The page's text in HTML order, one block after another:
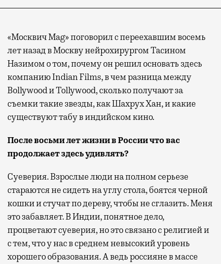
«Москвич Mag» поговорил с переехавшим восемь
лет назад в Москву нейрохирургом Тасином
Назимом о том, почему он решил основать здесь
компанию Indian Films, в чем разница между
Bollywood и Tollywood, сколько получают за
съемки такие звезды, как Шахрух Хан, и какие
существуют табу в индийском кино.
После восьми лет жизни в России что вас
продолжает здесь удивлять?
Суеверия. Взрослые люди на полном серьезе
стараются не сидеть на углу стола, боятся черной
кошки и стучат по дереву, чтобы не сглазить. Меня
это забавляет. В Индии, понятное дело,
процветают суеверия, но это связано с религией и
с тем, что у нас в среднем невысокий уровень
хорошего образования. А ведь россияне в массе